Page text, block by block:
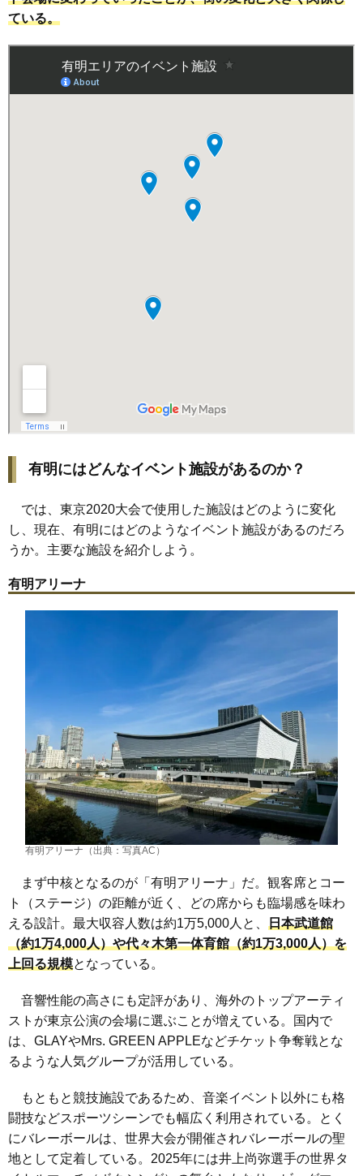
ている。
有明にはどんなイベント施設があるのか？
では、東京2020大会で使用した施設はどのように変化
し、現在、有明にはどのようなイベント施設があるのだろ
うか。主要な施設を紹介しよう。
有明アリーナ
有明アリーナ（出典：写真AC）
まず中核となるのが「有明アリーナ」だ。観客席とコー
ト（ステージ）の距離が近く、どの席からも臨場感を味わ
える設計。最大収容人数は約1万5,000人と、 日本武道館
（約1万4,000人）や代々木第一体育館（約1万3,000人）を
上回る規模となっている。
音響性能の高さにも定評があり、海外のトップアーティ
ストが東京公演の会場に選ぶことが増えている。国内で
は、GLAYやMrs. GREEN APPLEなどチケット争奪戦とな
るような人気グループが活用している。
もともと競技施設であるため、音楽イベント以外にも格
闘技などスポーツシーンでも幅広く利用されている。とく
にバレーボールは、世界大会が開催されバレーボールの聖
地として定着している。2025年には井上尚弥選手の世界タ